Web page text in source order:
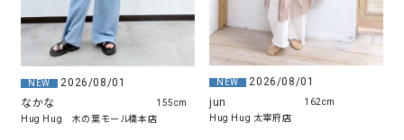
NEW
2026/08/01
なかな
Hug Hug 木の葉モール橋本店
155cm
NEW
2026/08/01
jun
Hug Hug 太宰府店
162cm